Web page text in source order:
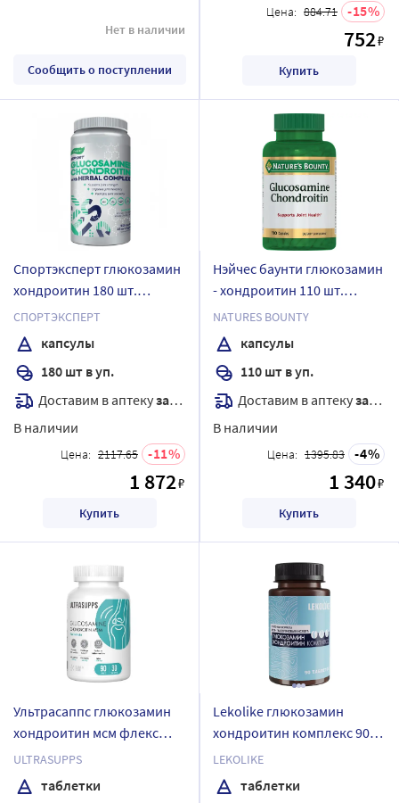
Нет в наличии
Сообщить о поступлении
Цена: 884.71 15
752₽
Купить
Спортэксперт глюкозамин
хондроитин 180 шт.
капсулы массой 0,76 г
СПОРТЭКСПЕРТ
капсулы
180 шт в уп.
Доставим в аптекузавтра
В наличии
Цена: 2117.65 11
1 872₽
Купить
Нэйчес баунти глюкозамин
- хондроитин 110 шт.
капсулы массой 757 мг
NATURES BOUNTY
капсулы
110 шт в уп.
Доставим в аптекузавтра
В наличии
Цена: 1395.83 4
1 340₽
Купить
Ультрасаппс глюкозамин
хондроитин мсм флекс
формула 90 шт. таблетки
массой 1700 мг/банка
ULTRASUPPS
таблетки
Lekolike глюкозамин
хондроитин комплекс 90
шт. таблетки массой 1300
мг
LEKOLIKE
таблетки